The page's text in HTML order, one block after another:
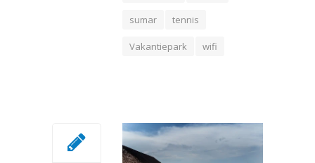
sumar tennis
Vakantiepark wifi